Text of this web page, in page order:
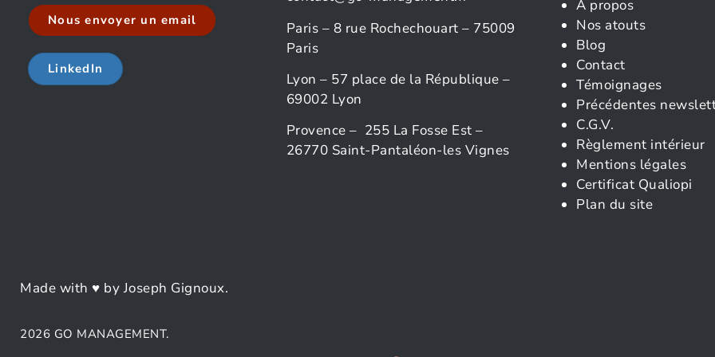
Nous envoyer un email
LinkedIn
Paris – 8 rue Rochechouart – 75009
Paris
Lyon – 57 place de la République –
69002 Lyon
Provence – 255 La Fosse Est –
26770 Saint-Pantaléon-les Vignes
À propos
Nos atouts
Blog
Contact
Témoignages
Précédentes
C.G.V.
Règlement intérieur
Mentions légales
Certificat Qualiopi
Plan du site
Made with ♥ by Joseph Gignoux.
2026 GO MANAGEMENT.